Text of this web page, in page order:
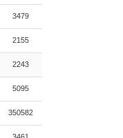
3479
2155
2243
5095
350582